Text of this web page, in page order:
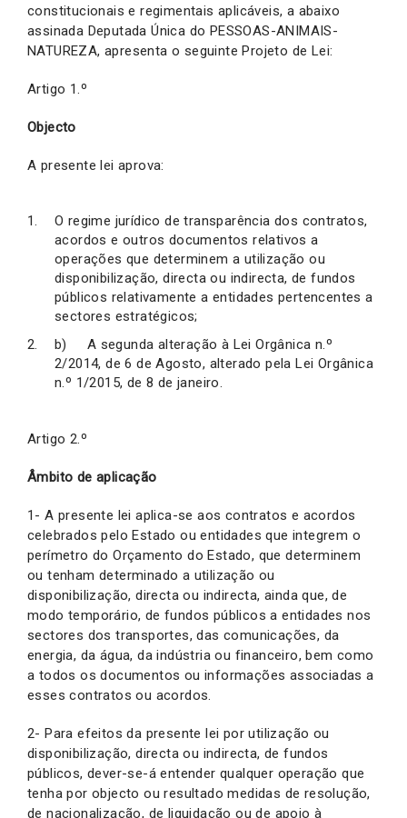
constitucionais e regimentais aplicáveis, a abaixo
assinada Deputada Única do PESSOAS-ANIMAIS-
NATUREZA, apresenta o seguinte Projeto de Lei:
Artigo 1.º
Objecto
A presente lei aprova:
O regime jurídico de transparência dos contratos,
acordos e outros documentos relativos a
operações que determinem a utilização ou
disponibilização, directa ou indirecta, de fundos
públicos relativamente a entidades pertencentes a
sectores estratégicos;
b) A segunda alteração à Lei Orgânica n.º
2/2014, de 6 de Agosto, alterado pela Lei Orgânica
n.º 1/2015, de 8 de janeiro.
Artigo 2.º
Âmbito de aplicação
1- A presente lei aplica-se aos contratos e acordos
celebrados pelo Estado ou entidades que integrem o
perímetro do Orçamento do Estado, que determinem
ou tenham determinado a utilização ou
disponibilização, directa ou indirecta, ainda que, de
modo temporário, de fundos públicos a entidades nos
sectores dos transportes, das comunicações, da
energia, da água, da indústria ou financeiro, bem como
a todos os documentos ou informações associadas a
esses contratos ou acordos.
2- Para efeitos da presente lei por utilização ou
disponibilização, directa ou indirecta, de fundos
públicos, dever-se-á entender qualquer operação que
tenha por objecto ou resultado medidas de resolução,
de nacionalização, de liquidação ou de apoio à